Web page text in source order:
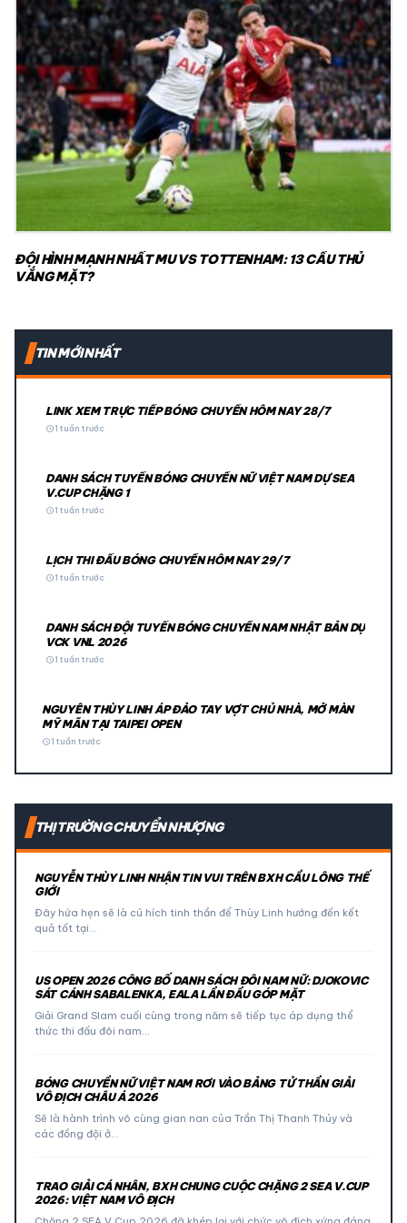
ĐỘI HÌNH MẠNH NHẤT MU VS TOTTENHAM: 13 CẦU THỦ
VẮNG MẶT?
TIN MỚI NHẤT
LINK XEM TRỰC TIẾP BÓNG CHUYỀN HÔM NAY 28/7
schedule1 tuần trước
DANH SÁCH TUYỂN BÓNG CHUYỀN NỮ VIỆT NAM DỰ SEA
V.CUP CHẶNG 1
schedule1 tuần trước
LỊCH THI ĐẤU BÓNG CHUYỀN HÔM NAY 29/7
schedule1 tuần trước
DANH SÁCH ĐỘI TUYỂN BÓNG CHUYỀN NAM NHẬT BẢN DỰ
VCK VNL 2026
schedule1 tuần trước
NGUYỄN THÙY LINH ÁP ĐẢO TAY VỢT CHỦ NHÀ, MỞ MÀN
MỸ MÃN TẠI TAIPEI OPEN
schedule1 tuần trước
THỊ TRƯỜNG CHUYỂN NHƯỢNG
NGUYỄN THÙY LINH NHẬN TIN VUI TRÊN BXH CẦU LÔNG THẾ
GIỚI
Đây hứa hẹn sẽ là cú hích tinh thần để Thùy Linh hướng đến kết
quả tốt tại…
US OPEN 2026 CÔNG BỐ DANH SÁCH ĐÔI NAM NỮ: DJOKOVIC
SÁT CÁNH SABALENKA, EALA LẦN ĐẦU GÓP MẶT
Giải Grand Slam cuối cùng trong năm sẽ tiếp tục áp dụng thể
thức thi đấu đôi nam…
BÓNG CHUYỀN NỮ VIỆT NAM RƠI VÀO BẢNG TỬ THẦN GIẢI
VÔ ĐỊCH CHÂU Á 2026
Sẽ là hành trình vô cùng gian nan của Trần Thị Thanh Thúy và
các đồng đội ở…
TRAO GIẢI CÁ NHÂN, BXH CHUNG CUỘC CHẶNG 2 SEA V.CUP
2026: VIỆT NAM VÔ ĐỊCH